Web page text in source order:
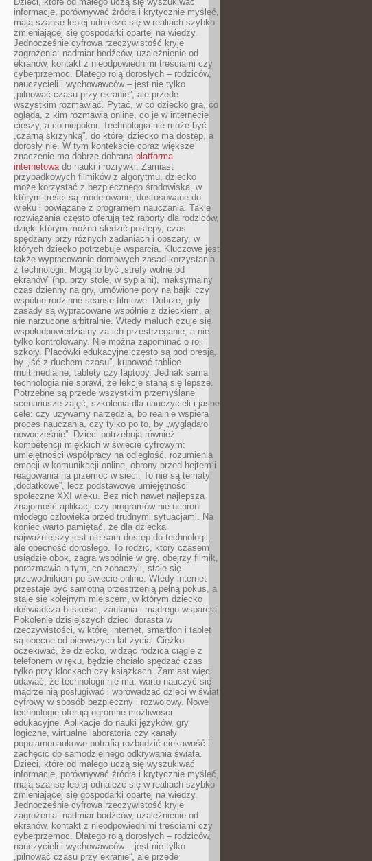
informacje, porównywać źródła i krytycznie myśleć,
mają szansę lepiej odnaleźć się w realiach szybko
zmieniającej się gospodarki opartej na wiedzy.
Jednocześnie cyfrowa rzeczywistość kryje
zagrożenia: nadmiar bodźców, uzależnienie od
ekranów, kontakt z nieodpowiednimi treściami czy
cyberprzemoc. Dlatego rolą dorosłych – rodziców,
nauczycieli i wychowawców – jest nie tylko
„pilnować czasu przy ekranie”, ale przede
wszystkim rozmawiać. Pytać, w co dziecko gra, co
ogląda, z kim rozmawia online, co je w internecie
cieszy, a co niepokoi. Technologia nie może być
„czarną skrzynką”, do której dziecko ma dostęp, a
dorosły nie. W tym kontekście coraz większe
znaczenie ma dobrze dobrana platforma
internetowado nauki i rozrywki. Zamiast
przypadkowych filmików z algorytmu, dziecko
może korzystać z bezpiecznego środowiska, w
którym treści są moderowane, dostosowane do
wieku i powiązane z programem nauczania. Takie
rozwiązania często oferują też raporty dla rodziców,
dzięki którym można śledzić postępy, czas
spędzany przy różnych zadaniach i obszary, w
których dziecko potrzebuje wsparcia. Kluczowe jest
także wypracowanie domowych zasad korzystania
z technologii. Mogą to być „strefy wolne od
ekranów” (np. przy stole, w sypialni), maksymalny
czas dzienny na gry, umówione pory na bajki czy
wspólne rodzinne seanse filmowe. Dobrze, gdy
zasady są wypracowane wspólnie z dzieckiem, a
nie narzucone arbitralnie. Wtedy maluch czuje się
współodpowiedzialny za ich przestrzeganie, a nie
tylko kontrolowany. Nie można zapominać o roli
szkoły. Placówki edukacyjne często są pod presją,
by „iść z duchem czasu”, kupować tablice
multimedialne, tablety czy laptopy. Jednak sama
technologia nie sprawi, że lekcje staną się lepsze.
Potrzebne są przede wszystkim przemyślane
scenariusze zajęć, szkolenia dla nauczycieli i jasne
cele: czy używamy narzędzia, bo realnie wspiera
proces nauczania, czy tylko po to, by „wyglądało
nowocześnie”. Dzieci potrzebują również
kompetencji miękkich w świecie cyfrowym:
umiejętności współpracy na odległość, rozumienia
emocji w komunikacji online, obrony przed hejtem i
reagowania na przemoc w sieci. To nie są tematy
„dodatkowe”, lecz podstawowe umiejętności
społeczne XXI wieku. Bez nich nawet najlepsza
znajomość aplikacji czy programów nie uchroni
młodego człowieka przed trudnymi sytuacjami. Na
koniec warto pamiętać, że dla dziecka
najważniejszy jest nie sam dostęp do technologii,
ale obecność dorosłego. To rodzic, który czasem
usiądzie obok, zagra wspólnie w grę, obejrzy filmik,
porozmawia o tym, co zobaczyli, staje się
przewodnikiem po świecie online. Wtedy internet
przestaje być samotną przestrzenią pełną pokus, a
staje się kolejnym miejscem, w którym dziecko
doświadcza bliskości, zaufania i mądrego wsparcia.
Pokolenie dzisiejszych dzieci dorasta w
rzeczywistości, w której internet, smartfon i tablet
są obecne od pierwszych lat życia. Ciężko
oczekiwać, że dziecko, widząc rodzica ciągle z
telefonem w ręku, będzie chciało spędzać czas
tylko przy klockach czy książkach. Zamiast więc
udawać, że technologii nie ma, warto nauczyć się
mądrze nią posługiwać i wprowadzać dzieci w świat
cyfrowy w sposób bezpieczny i rozwojowy. Nowe
technologie oferują ogromne możliwości
edukacyjne. Aplikacje do nauki języków, gry
logiczne, wirtualne laboratoria czy kanały
popularnonaukowe potrafią rozbudzić ciekawość i
zachęcić do samodzielnego odkrywania świata.
Dzieci, które od małego uczą się wyszukiwać
informacje, porównywać źródła i krytycznie myśleć,
mają szansę lepiej odnaleźć się w realiach szybko
zmieniającej się gospodarki opartej na wiedzy.
Jednocześnie cyfrowa rzeczywistość kryje
zagrożenia: nadmiar bodźców, uzależnienie od
ekranów, kontakt z nieodpowiednimi treściami czy
cyberprzemoc. Dlatego rolą dorosłych – rodziców,
nauczycieli i wychowawców – jest nie tylko
„pilnować czasu przy ekranie”, ale przede